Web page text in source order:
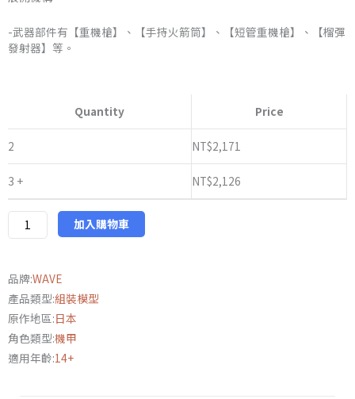
NT$2,126
NT$2,215
-武器部件有【重機槍】、【手持火箭筒】、【短管重機槍】、【榴彈
發射器】等。
Quantity Price
2 NT$2,171
3 + NT$2,126
裝
甲
騎
兵
鏡
犬
特
裝
型
PS
加入購物車
品牌:WAVE
產品類型:組裝模型
原作地區:日本
角色類型:機甲
適用年齡:14+